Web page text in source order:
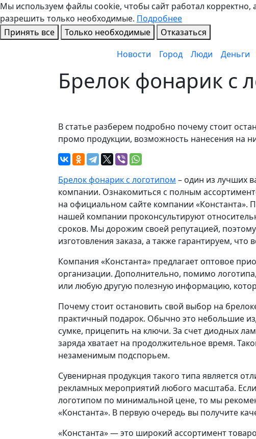
Мы используем файлы cookie, чтобы сайт работал корректно,
разрешить только необходимые. Подробнее
Принять все
Только необходимые
Отказаться
Новости
Город Люди Деньги
Брелок фонарик с
В статье разберем подробно почему стоит
промо продукции, возможность нанесения на
Брелок фонарик с логотипом – один из лучших
компании. Ознакомиться с полным
на официальном сайте компании «Константа».
нашей компании проконсультируют
сроков. Мы дорожим своей репутацией,
изготовления заказа, а также гарантируем,
Компания «Константа» предлагает оптовое
организации. Дополнительно, помимо
или любую другую полезную информацию,
Почему стоит остановить свой выбор на
практичный подарок. Обычно это небольшие
сумке, прицепить на ключи. За счет диодных
заряда хватает на продолжительное время.
незаменимым подспорьем.
Сувенирная продукция такого типа является
рекламных мероприятий любого масштаба.
логотипом по минимальной цене, то мы
«Константа». В первую очередь вы получите
«Константа» — это широкий ассортимент